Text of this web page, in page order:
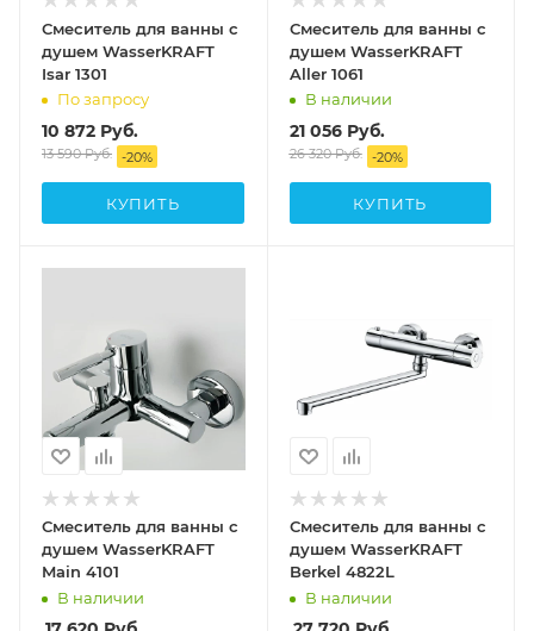
Смеситель для ванны с
душем WasserKRAFT
Isar 1301
По запросу
10 872 Руб.
13 590Руб. -20%
КУПИТЬ
Смеситель для ванны с
душем WasserKRAFT
Aller 1061
В наличии
21 056Руб.
26 320Руб. -20%
КУПИТЬ
Смеситель для ванны с
душем WasserKRAFT
Main 4101
В наличии
Смеситель для ванны с
душем WasserKRAFT
Berkel 4822L
В наличии